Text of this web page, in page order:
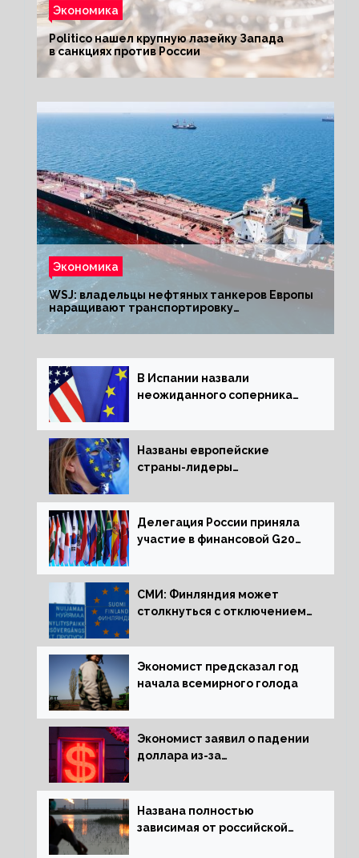
Экономика
Politico нашел крупную лазейку Запада
в санкциях против России
Экономика
WSJ: владельцы нефтяных танкеров Европы
наращивают транспортировку
из РФ до санкций
В Испании назвали
неожиданного соперника
Названы европейские
страны-лидеры
активов
Делегация России приняла
участие в финансовой G20
СМИ: Финляндия может
столкнуться с отключением
Экономист предсказал год
начала всемирного голода
Экономист заявил о падении
доллара из-за
Названа полностью
зависимая от российской